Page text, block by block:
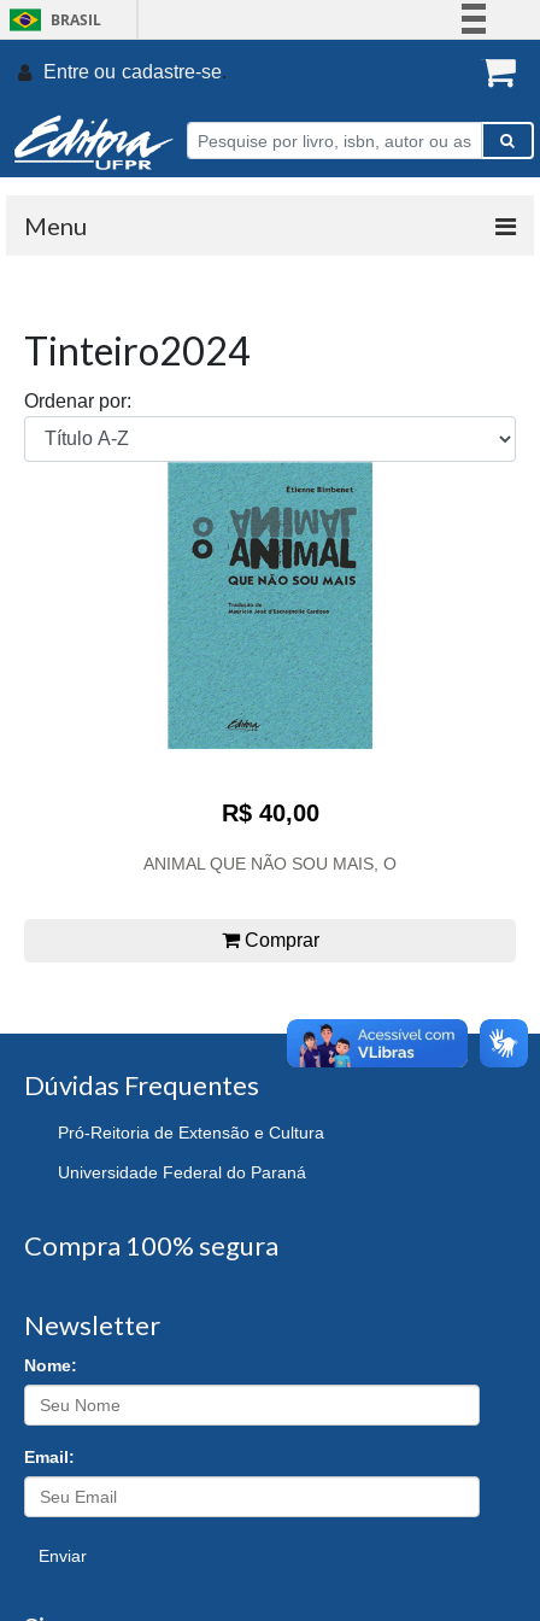
BRASIL
Participe
Entre ou cadastre-se.
Menu
Tinteiro2024
Ordenar por:
R$ 40,00
ANIMAL QUE NÃO SOU MAIS, O
Comprar
Dúvidas Frequentes
Pró-Reitoria de Extensão e Cultura
Universidade Federal do Paraná
Compra 100% segura
Newsletter
Nome:
Email:
Enviar